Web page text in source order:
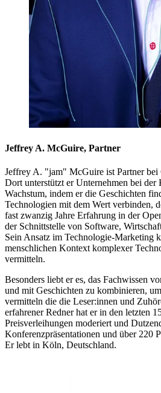
Jeffrey A. McGuire, Partner
Jeffrey A. "jam" McGuire ist Partner bei
Dort unterstützt er Unternehmen bei
Wachstum, indem er die Geschichten
Technologien mit dem Wert verbinden,
fast zwanzig Jahre Erfahrung in der
der Schnittstelle von Software,
Sein Ansatz im Technologie-Marketing
menschlichen Kontext komplexer
vermitteln.
Besonders liebt er es, das Fachwissen
und mit Geschichten zu kombinieren,
vermitteln die die Leser:innen und
erfahrener Redner hat er in den letzten
Preisverleihungen moderiert und
Konferenzpräsentationen und über 220
Er lebt in Köln, Deutschland.